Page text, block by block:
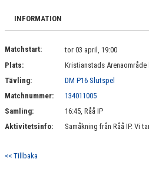
BILDGALLERI
KONTAKT
INFORMATION
Matchstart:
tor 03 april, 19:00
Plats:
Kristianstads Arenaområde
Tävling:
DM P16 Slutspel
Matchnummer:
134011005
Samling:
16:45, Råå IP
Aktivitetsinfo:
Samåkning från Råå IP. Vi
<< Tillbaka